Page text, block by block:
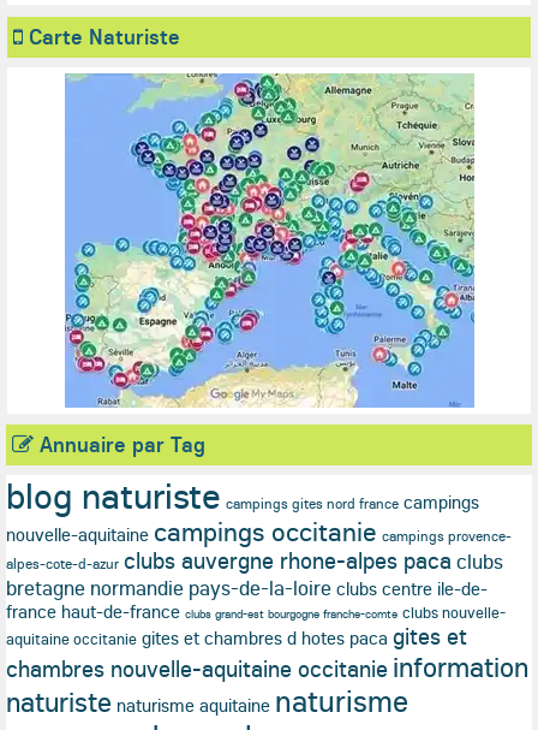
Carte Naturiste
Annuaire par Tag
blog naturiste campings gites nord france campings
nouvelle-aquitaine campings occitanie campings provence-
alpes-cote-d-azur clubs auvergne rhone-alpes paca clubs
bretagne normandie pays-de-la-loire clubs centre ile-de-
france haut-de-france clubs grand-est bourgogne franche-comte clubs nouvelle-
aquitaine occitanie gites et chambres d hotes paca gites et
chambres nouvelle-aquitaine occitanie information
naturiste naturisme aquitaine naturisme